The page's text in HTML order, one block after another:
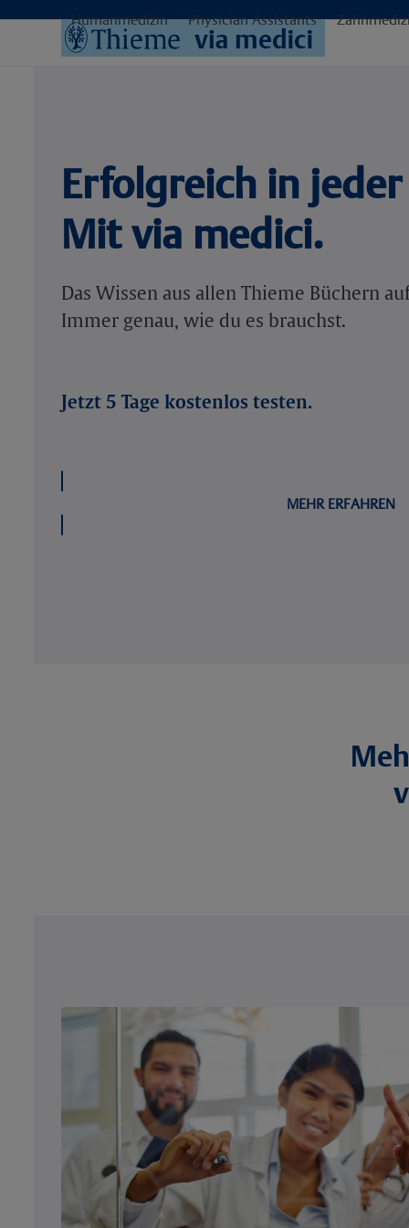
Humanmedizin Physician Assistants
Erfolgreich in
Mit via medici.
Das Wissen aus allen Thieme Büchern
Immer genau, wie du es brauchst.
Jetzt 5 Tage kostenlos testen.
MEHR ERFAHREN